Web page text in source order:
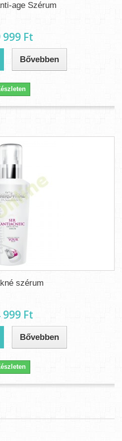
age Szérum
999 Ft‎
Bővebben
szérum
999 Ft‎
Bővebben